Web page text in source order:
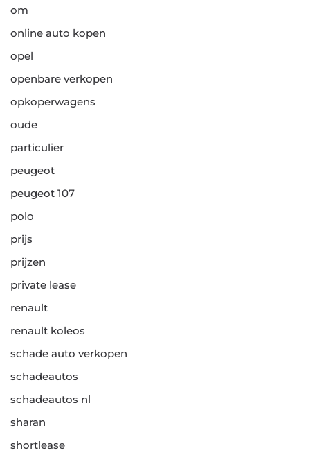
om
online auto kopen
opel
openbare verkopen
opkoperwagens
oude
particulier
peugeot
peugeot 107
polo
prijs
prijzen
private lease
renault
renault koleos
schade auto verkopen
schadeautos
schadeautos nl
sharan
shortlease